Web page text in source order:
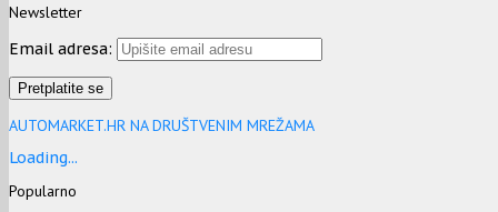
Newsletter
Email adresa:
AUTOMARKET.HR NA DRUŠTVENIM MREŽAMA
Loading...
Popularno